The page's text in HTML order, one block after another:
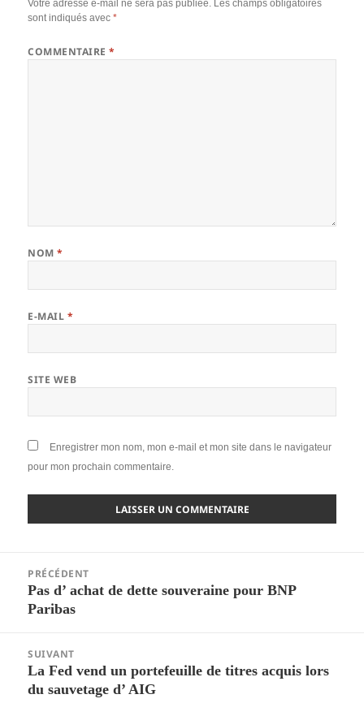
Votre adresse e-mail ne sera pas publiée. Les champs obligatoires
sont indiqués avec*
COMMENTAIRE*
NOM*
E-MAIL *
SITE WEB
Enregistrer mon nom, mon e-mail et mon site dans le navigateur
pour mon prochain commentaire.
PRÉCÉDENT
Article
précédent :
Pas d’ achat de dette souveraine pour BNP
Paribas
SUIVANT
Article
suivant :
La Fed vend un portefeuille de titres acquis lors
du sauvetage d’ AIG